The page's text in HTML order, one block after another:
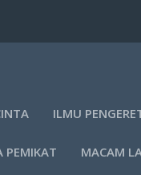
ILMU
PEMIKAT MACAM